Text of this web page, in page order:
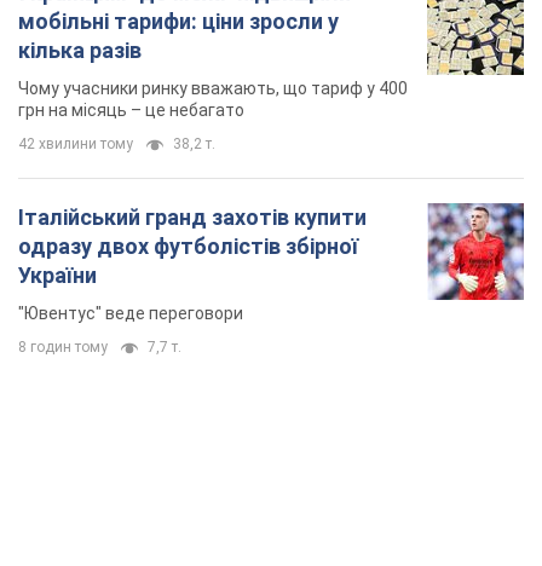
В Україні різко зросла кількість порушень на
митниці: які товари на сотні мільйонів вилучено
В судах лежать вже 4,2 тис. справ про митні правопорушення
12 годин тому
Українцям "до межі" підвищили